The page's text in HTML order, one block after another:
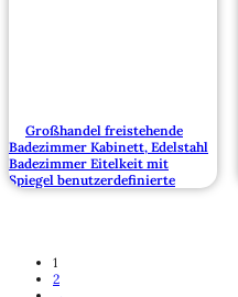
Großhandel freistehende
Badezimmer Kabinett, Edelstahl
Badezimmer Eitelkeit mit
Spiegel benutzerdefinierte
1
2